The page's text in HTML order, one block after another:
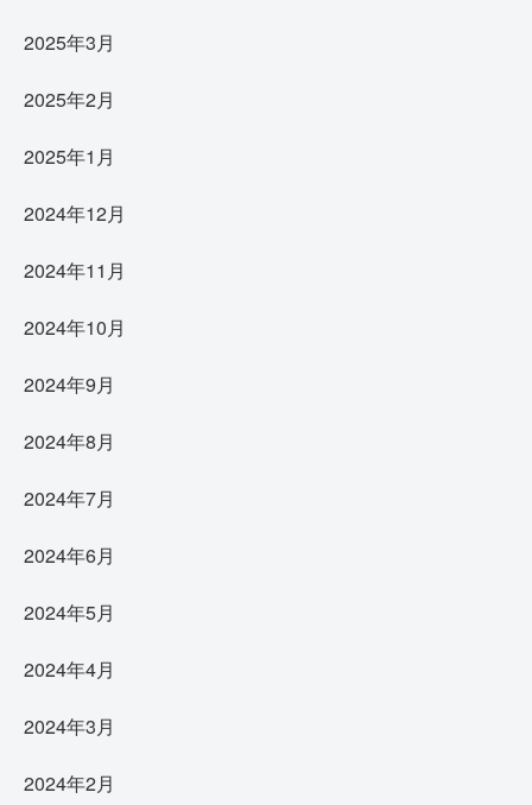
2025年3月
2025年2月
2025年1月
2024年12月
2024年11月
2024年10月
2024年9月
2024年8月
2024年7月
2024年6月
2024年5月
2024年4月
2024年3月
2024年2月